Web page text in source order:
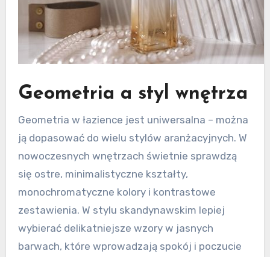
Geometria a styl wnętrza
Geometria w łazience jest uniwersalna – można
ją dopasować do wielu stylów aranżacyjnych. W
nowoczesnych wnętrzach świetnie sprawdzą
się ostre, minimalistyczne kształty,
monochromatyczne kolory i kontrastowe
zestawienia. W stylu skandynawskim lepiej
wybierać delikatniejsze wzory w jasnych
barwach, które wprowadzają spokój i poczucie